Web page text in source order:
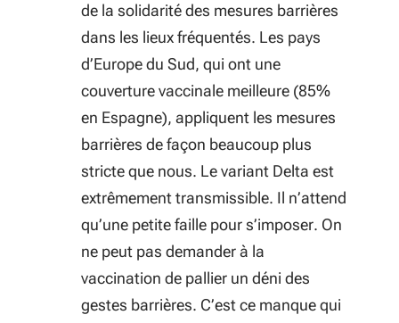
de la solidarité des mesures barrières
dans les lieux fréquentés. Les pays
d’Europe du Sud, qui ont une
couverture vaccinale meilleure (85%
en Espagne), appliquent les mesures
barrières de façon beaucoup plus
stricte que nous. Le variant Delta est
extrêmement transmissible. Il n’attend
qu’une petite faille pour s’imposer. On
ne peut pas demander à la
vaccination de pallier un déni des
gestes barrières. C’est ce manque qui